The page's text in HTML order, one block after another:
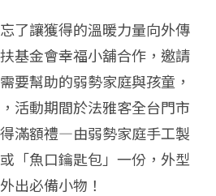
了讓獲得的溫暖力量向外傳
基金會幸福小舖合作，邀請
要幫助的弱勢家庭與孩童，
活動期間於法雅客全台門市
滿額禮—由弱勢家庭手工製
「魚口鑰匙包」一份，外型
出必備小物！